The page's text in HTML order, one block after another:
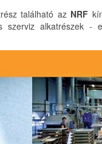
található az NRF
szerviz alkatrészek